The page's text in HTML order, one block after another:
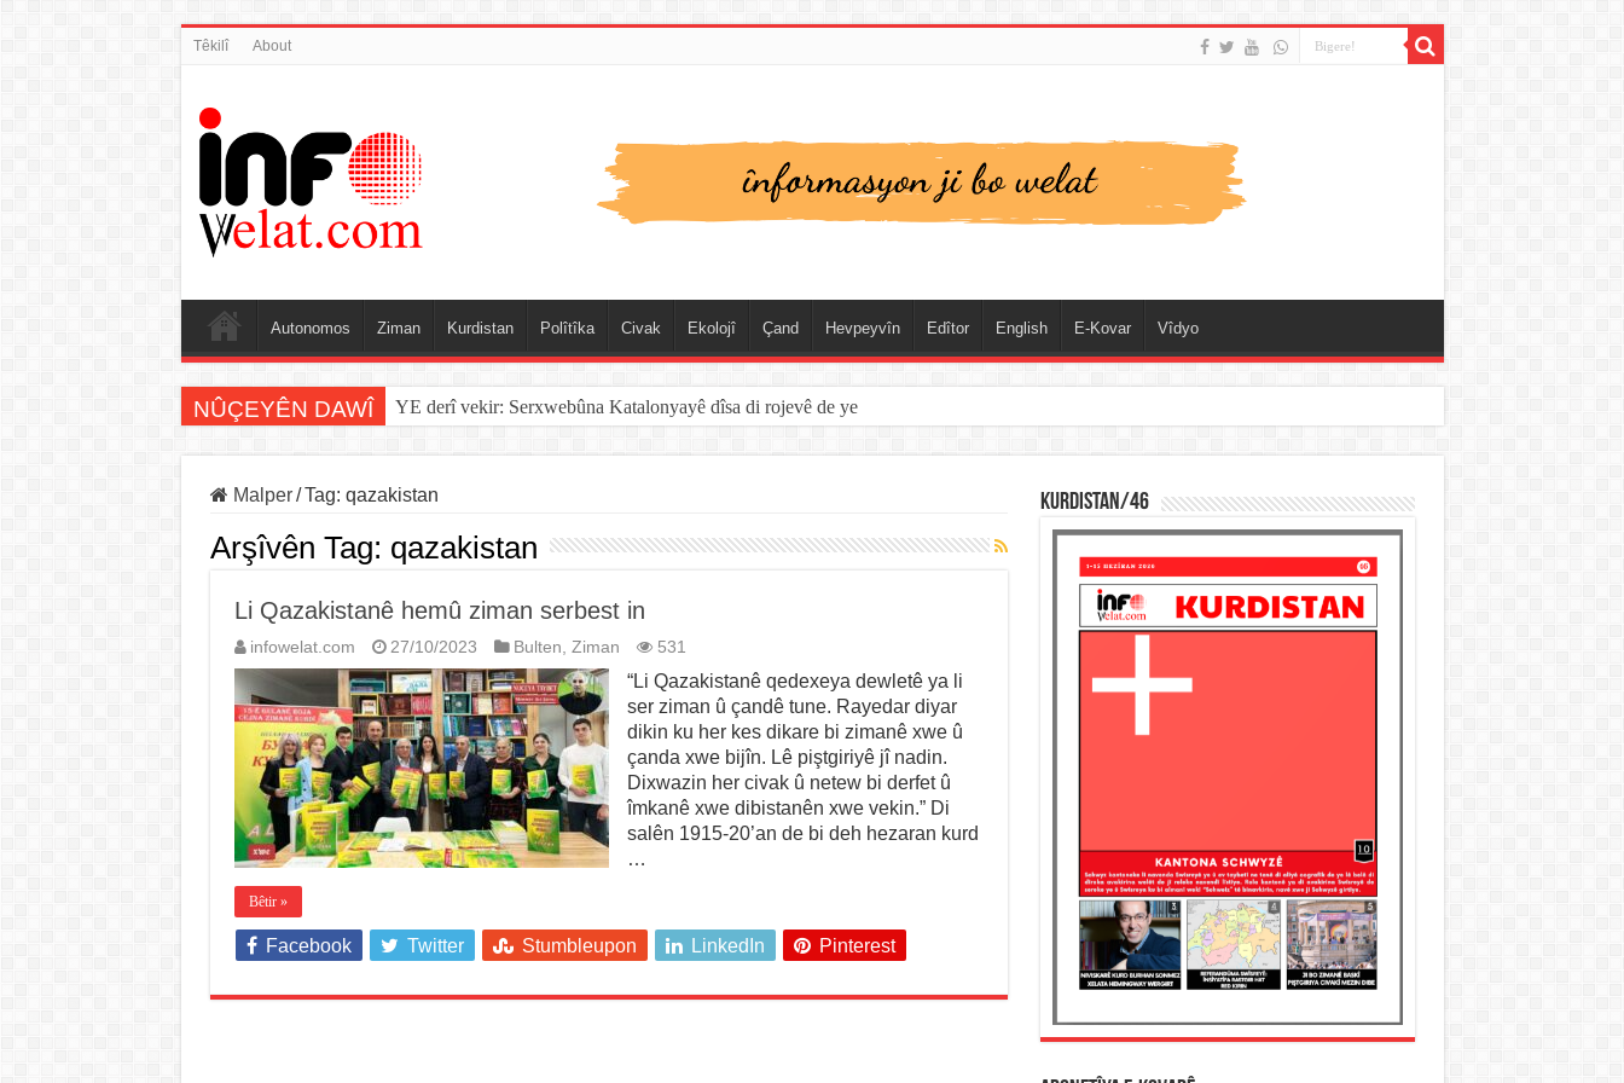
Têkilî About
Autonomos Ziman Kurdistan Polîtîka Civak Ekolojî Çand Hevpeyvîn Edîtor English E-Kovar Vîdyo
NÛÇEYÊN DAWÎ YE derî vekir: Serxwebûna Katalonyayê dîsa di rojevê de ye
Malper / Tag: qazakistan
Arşîvên Tag: qazakistan
Li Qazakistanê hemû ziman serbest in
infowelat.com 27/10/2023 Bulten, Ziman 531
“Li Qazakistanê qedexeya dewletê ya li
ser ziman û çandê tune. Rayedar diyar
dikin ku her kes dikare bi zimanê xwe û
çanda xwe bijîn. Lê piştgiriyê jî nadin.
Dixwazin her civak û netew bi derfet û
îmkanê xwe dibistanên xwe vekin.” Di
salên 1915-20’an de bi deh hezaran kurd
…
Bêtir »
Facebook Twitter Stumbleupon LinkedIn Pinterest
KURDISTAN/46